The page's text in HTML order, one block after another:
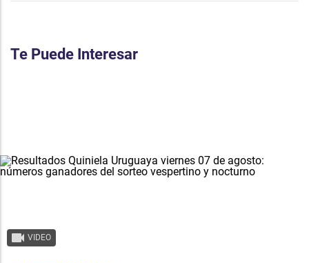
Te Puede Interesar
VIDEO